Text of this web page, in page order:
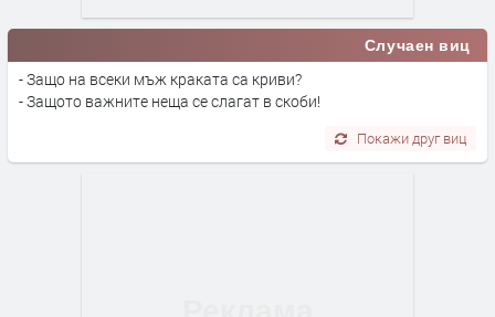
Случаен виц
- Защо на всеки мъж краката са криви?
- Защото важните неща се слагат в скоби!
Покажи друг виц